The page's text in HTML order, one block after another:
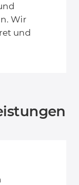
Wir
und